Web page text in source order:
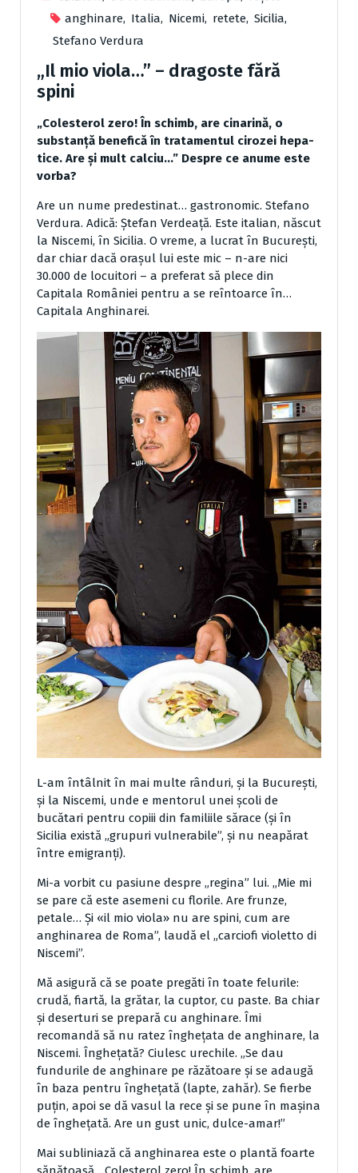
anghinare, Italia, Nicemi, retete, Sicilia,
Stefano Verdura
„Il mio viola…” – dragoste fără
spini
„Coles­terol zero! În schimb, are cinarină, o
substanţă benefică în tratamentul ciro­zei hepa­
tice. Are şi mult calciu…” Despre ce anume este
vorba?
Are un nume predestinat… gastronomic. Stefa­no
Verdura. Adică: Ştefan Verdeaţă. Este ita­lian, născut
la Niscemi, în Sicilia. O vreme, a lu­crat în Bucureşti,
dar chiar dacă oraşul lui este mic – n-are nici
30.000 de locuitori – a preferat să plece din
Capitala României pentru a se reîntoarce în…
Capitala Anghinarei.
L-am întâlnit în mai multe rânduri, și la București,
și la Niscemi, unde e mentorul unei școli de
bucătari pentru copiii din familiile sărace (și în
Sicilia există „grupuri vulnerabile”, și nu neapărat
între emigranți).
Mi-a vorbit cu pasiune despre „regina” lui. „Mie mi
se pare că este asemeni cu florile. Are frunze,
petale… Şi «il mio viola» nu are spini, cum are
anghinarea de Ro­ma”, laudă el „carciofi violetto di
Niscemi”.
Mă asigură că se poate pregăti în toate felurile:
crudă, fiartă, la grătar, la cuptor, cu paste. Ba chiar
şi de­serturi se prepară cu anghi­nare. Îmi
recomandă să nu ratez îngheţata de an­ghinare, la
Niscemi. Îngheţată? Ciu­lesc urechile. „Se dau
fundurile de anghinare pe răzătoare şi se adaugă
în baza pentru înghe­ţată (lapte, zahăr). Se fierbe
pu­ţin, apoi se dă vasul la rece şi se pune în maşina
de îngheţată. Are un gust unic, dulce-amar!”
Mai subliniază că anghinarea este o plantă foarte